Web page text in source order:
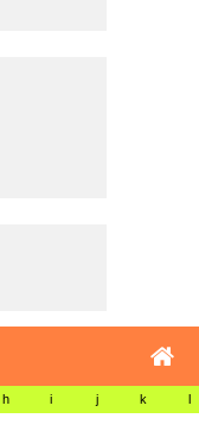
h i j k l